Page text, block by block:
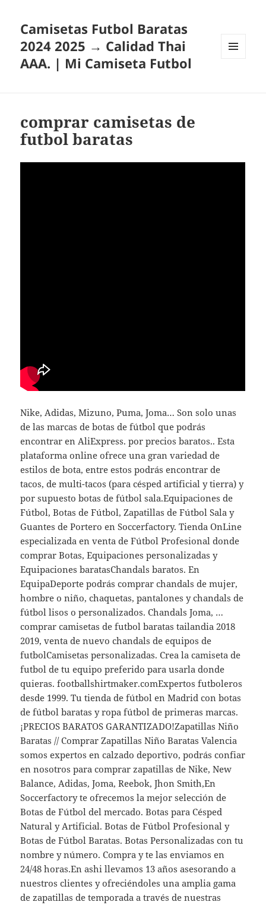
Camisetas Futbol Baratas
2024 2025 → Calidad Thai
AAA. | Mi Camiseta Futbol
comprar camisetas de
futbol baratas
Nike, Adidas, Mizuno, Puma, Joma… Son solo unas
de las marcas de botas de fútbol que podrás
encontrar en AliExpress. por precios baratos.. Esta
plataforma online ofrece una gran variedad de
estilos de bota, entre estos podrás encontrar de
tacos, de multi-tacos (para césped artificial y tierra) y
por supuesto botas de fútbol sala.Equipaciones de
Fútbol, Botas de Fútbol, Zapatillas de Fútbol Sala y
Guantes de Portero en Soccerfactory. Tienda OnLine
especializada en venta de Fútbol Profesional donde
comprar Botas, Equipaciones personalizadas y
Equipaciones baratasChandals baratos. En
EquipaDeporte podrás comprar chandals de mujer,
hombre o niño, chaquetas, pantalones y chandals de
fútbol lisos o personalizados. Chandals Joma, …
comprar camisetas de futbol baratas tailandia 2018
2019, venta de nuevo chandals de equipos de
futbolCamisetas personalizadas. Crea la camiseta de
futbol de tu equipo preferido para usarla donde
quieras. footballshirtmaker.comExpertos futboleros
desde 1999. Tu tienda de fútbol en Madrid con botas
de fútbol baratas y ropa fútbol de primeras marcas.
¡PRECIOS BARATOS GARANTIZADO!Zapatillas Niño
Baratas // Comprar Zapatillas Niño Baratas Valencia
somos expertos en calzado deportivo, podrás confiar
en nosotros para comprar zapatillas de Nike, New
Balance, Adidas, Joma, Reebok, Jhon Smith,En
Soccerfactory te ofrecemos la mejor selección de
Botas de Fútbol del mercado. Botas para Césped
Natural y Artificial. Botas de Fútbol Profesional y
Botas de Fútbol Baratas. Botas Personalizadas con tu
nombre y número. Compra y te las enviamos en
24/48 horas.En ashi llevamos 13 años asesorando a
nuestros clientes y ofreciéndoles una amplia gama
de zapatillas de temporada a través de nuestras